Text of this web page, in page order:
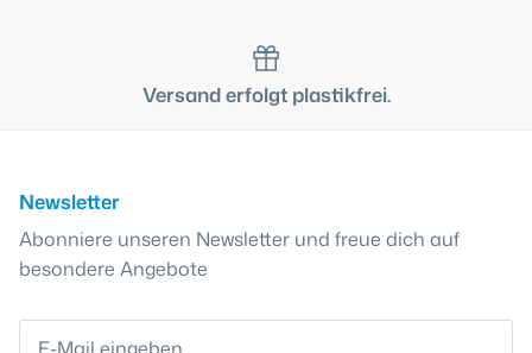
Versand erfolgt plastikfrei.
Newsletter
Abonniere unseren Newsletter und freue dich auf
besondere Angebote